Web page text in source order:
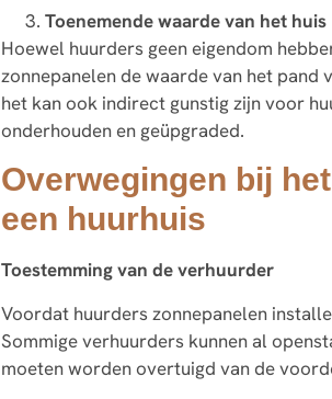
Toenemende waarde van het huis
Hoewel huurders geen eigendom
zonnepanelen de waarde van het pand
het kan ook indirect gunstig zijn voor
onderhouden en geüpgraded.
Overwegingen bij
een huurhuis
Toestemming van de verhuurder
Voordat huurders zonnepanelen
Sommige verhuurders kunnen al
moeten worden overtuigd van de